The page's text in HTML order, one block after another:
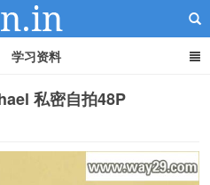
学习资料
私密自拍48P